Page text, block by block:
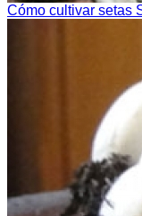
Cómo cultivar setas